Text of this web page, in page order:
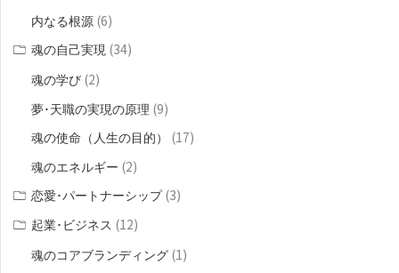
内なる根源 (6)
魂の自己実現 (34)
魂の学び (2)
夢･天職の実現の原理 (9)
魂の使命（人生の目的） (17)
魂のエネルギー (2)
恋愛･パートナーシップ(3)
起業･ビジネス (12)
魂のコアブランディング (1)